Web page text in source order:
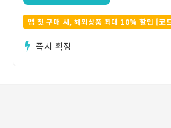
앱 첫 구매 시, 해외상품 최대 10% 할인 [
즉시 확정